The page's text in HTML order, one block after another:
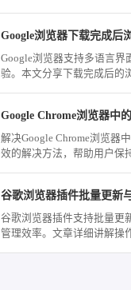
形崩溃现象。
Google浏览器支持多语言界
验。本文分享下载完成后的
Google Chrome浏览器中
解决Google Chrome浏览器
效的解决方法，帮助用户保
谷歌浏览器插件批量更新
谷歌浏览器插件支持批量更
管理效率。文章详细讲解操